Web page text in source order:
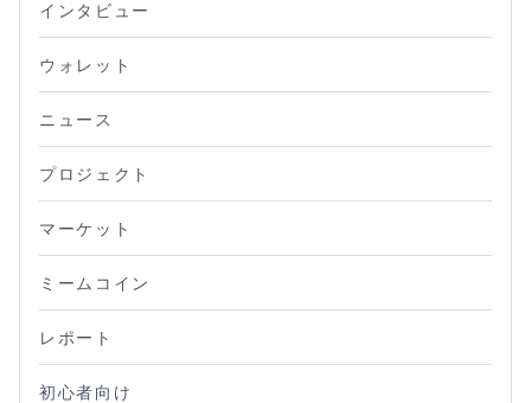
インタビュー
ウォレット
ニュース
プロジェクト
マーケット
ミームコイン
レポート
初心者向け